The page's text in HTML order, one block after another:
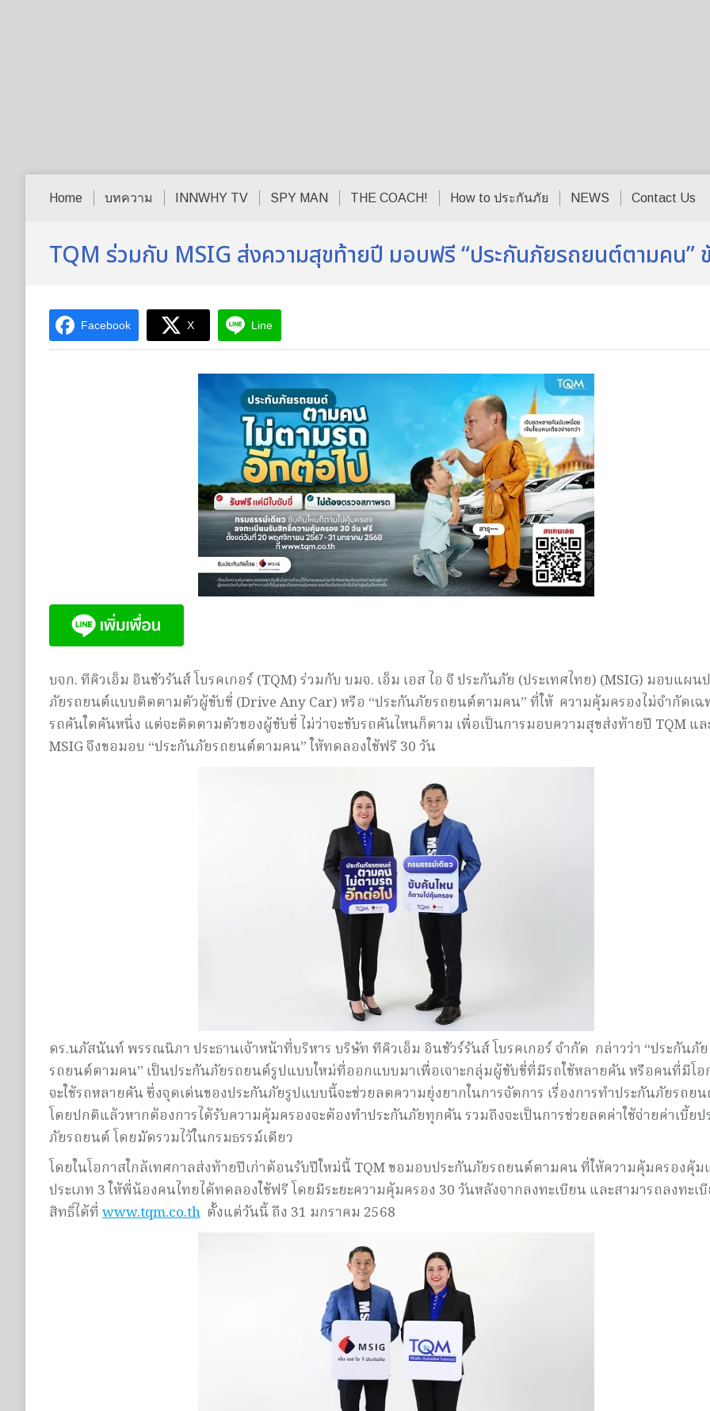
Home บทความ INNWHY TV SPY MAN THE COACH! How to ประกันภัย NEWS Contact Us
TQM ร่วมกับ MSIG ส่งความสุขท้ายปี มอบฟรี “ประกันภัยรถยนต์ตามคน”
Facebook X Line
บจก. ทีคิวเอ็ม อินชัวรันส์ โบรคเกอร์ (TQM) ร่วมกับ บมจ. เอ็ม เอส ไอ จี ประกันภัย (ประเทศไทย) (MSIG) มอบแผน
ภัยรถยนต์แบบติดตามตัวผู้ขับขี่ (Drive Any Car) หรือ “ประกันภัยรถยนต์ตามคน” ที่ให้ ความคุ้มครองไม่จำกัดเฉ
รถคันใดคันหนึ่ง แต่จะติดตามตัวของผู้ขับขี่ ไม่ว่าจะขับรถคันไหนก็ตาม เพื่อเป็นการมอบความสุขส่งท้ายปี TQM แล
MSIG จึงขอมอบ “ประกันภัยรถยนต์ตามคน” ให้ทดลองใช้ฟรี 30 วัน
ดร.นภัสนันท์ พรรณนิภา ประธานเจ้าหน้าที่บริหาร บริษัท ทีคิวเอ็ม อินชัวร์รันส์ โบรคเกอร์ จำกัด กล่าวว่า “ประกันภัย
รถยนต์ตามคน” เป็นประกันภัยรถยนต์รูปแบบใหม่ที่ออกแบบมาเพื่อเจาะกลุ่มผู้ขับขี่ที่มีรถใช้หลายคัน หรือคนที่มีโ
จะใช้รถหลายคัน ซึ่งจุดเด่นของประกันภัยรูปแบบนี้จะช่วยลดความยุ่งยากในการจัดการ เรื่องการทำประกันภัยรถย
โดยปกติแล้วหากต้องการได้รับความคุ้มครองจะต้องทำประกันภัยทุกคัน รวมถึงจะเป็นการช่วยลดค่าใช้จ่ายค่าเบี้ยป
ภัยรถยนต์ โดยมัดรวมไว้ในกรมธรรม์เดียว
โดยในโอกาสใกล้เทศกาลส่งท้ายปีเก่าต้อนรับปีใหม่นี้ TQM ขอมอบประกันภัยรถยนต์ตามคน ที่ให้ความคุ้มครองคุ้
ประเภท 3 ให้พี่น้องคนไทยได้ทดลองใช้ฟรี โดยมีระยะความคุ้มครอง 30 วันหลังจากลงทะเบียน และสามารถลงทะเ
สิทธิ์ได้ที่ www.tqm.co.th ตั้งแต่วันนี้ ถึง 31 มกราคม 2568